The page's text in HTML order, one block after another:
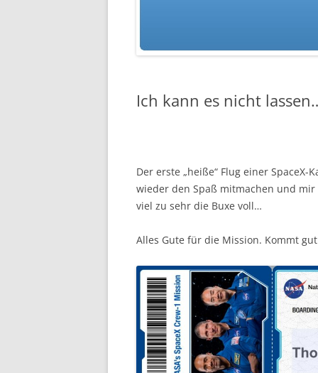
Ich kann es nicht
Der erste „heiße“ Flug einer
wieder den Spaß mitmachen und mir
viel zu sehr die Buxe voll…
Alles Gute für die Mission. Kommt